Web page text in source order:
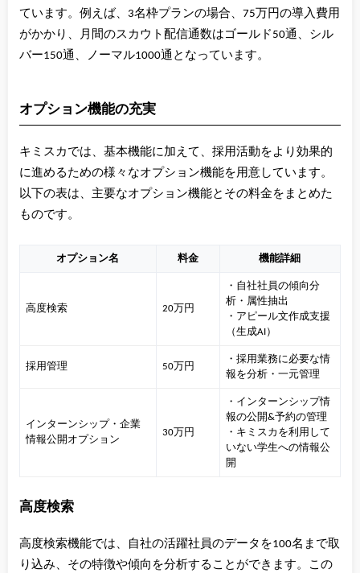
ています。例えば、3名枠プランの場合、75万円の導入費用
がかかり、月間のスカウト配信通数はゴールド50通、シル
バー150通、ノーマル1000通となっています。
オプション機能の充実
キミスカでは、基本機能に加えて、採用活動をより効果的
に進めるための様々なオプション機能を用意しています。
以下の表は、主要なオプション機能とその料金をまとめた
ものです。
オプション名 料金 機能詳細
高度検索 20万円
・自社社員の傾向分
析・属性抽出
・アピール文作成支援
（生成AI）
採用管理 50万円
・採用業務に必要な情
報を分析・一元管理
インターンシップ・企業
情報公開オプション
30万円
・インターンシップ情
報の公開&予約の管理
・キミスカを利用して
いない学生への情報公
開
高度検索
高度検索機能では、自社の活躍社員のデータを100名まで取
り込み、その特徴や傾向を分析することができます。この